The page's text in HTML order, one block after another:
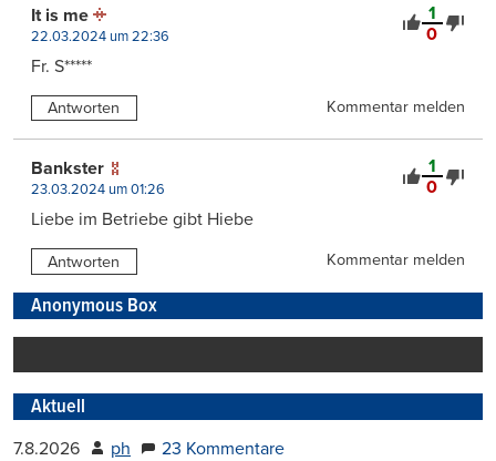
1
0
It is me
22.03.2024 um 22:36
Fr. S*****
Antworten Kommentar melden
1
0
Bankster
23.03.2024 um 01:26
Liebe im Betriebe gibt Hiebe
Antworten Kommentar melden
Anonymous Box
Aktuell
7.8.2026 ph 23 Kommentare